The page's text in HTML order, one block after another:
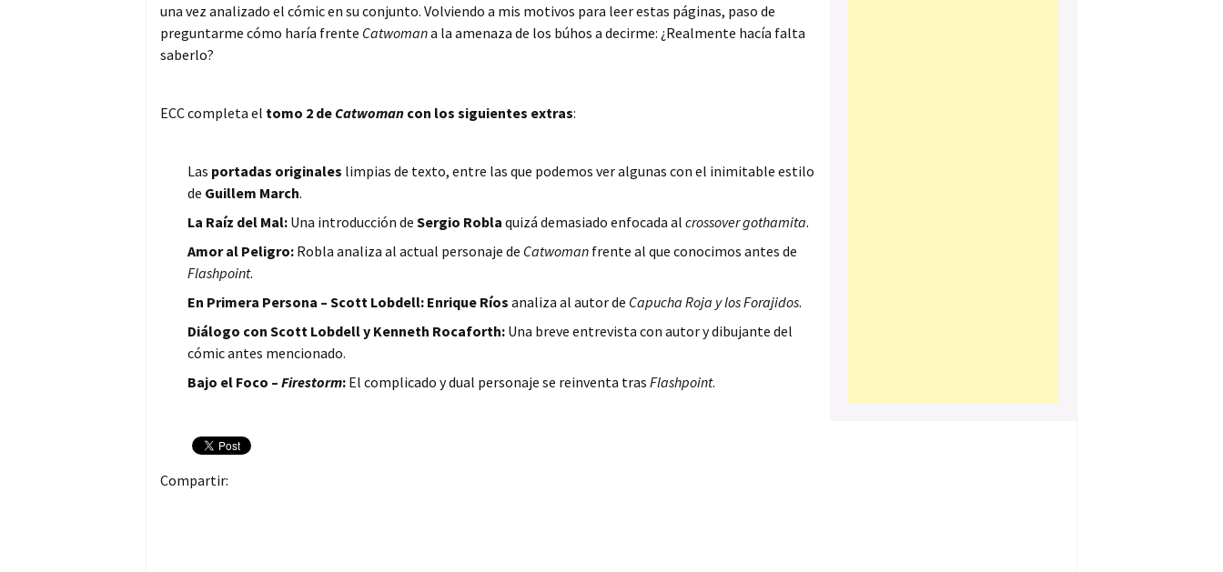
una vez analizado el cómic en su conjunto. Volviendo a mis motivos para leer estas páginas, paso de
preguntarme cómo haría frente Catwomana la amenaza de los búhos a decirme: ¿Realmente hacía falta
saberlo?
ECC completa el tomo 2 de Catwoman con los siguientes extras:
Las portadas originales limpias de texto, entre las que podemos ver algunas con el inimitable estilo
de Guillem March.
La Raíz del Mal: Una introducción de Sergio Robla quizá demasiado enfocada al crossover gothamita.
Amor al Peligro: Robla analiza al actual personaje de Catwoman frente al que conocimos antes de
Flashpoint.
En Primera Persona – Scott Lobdell: Enrique Ríos analiza al autor de Capucha Roja y los Forajidos.
Diálogo con Scott Lobdell y Kenneth Rocaforth: Una breve entrevista con autor y dibujante del
cómic antes mencionado.
Bajo el Foco – Firestorm: El complicado y dual personaje se reinventa tras Flashpoint.
Compartir: